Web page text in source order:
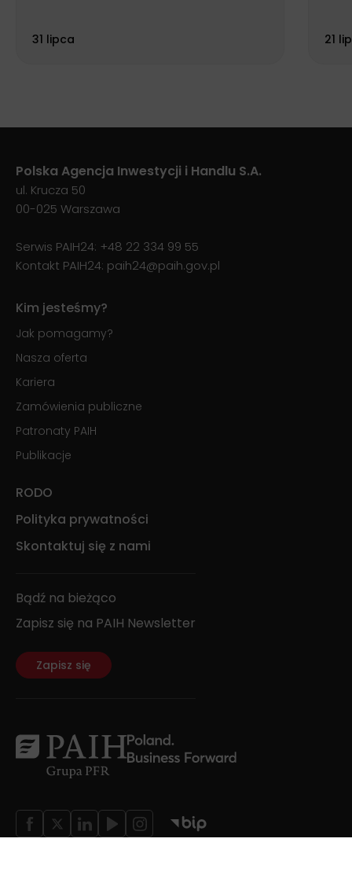
31 lipca 21
Polska Agencja Inwestycji i Handlu S.A.
ul. Krucza 50
00-025 Warszawa
Serwis PAIH24: +48 22 334 99 55
Kontakt PAIH24: paih24@paih.gov.pl
Kim jesteśmy?
Jak pomagamy?
Nasza oferta
Kariera
Zamówienia publiczne
Patronaty PAIH
Publikacje
RODO
Polityka prywatności
Skontaktuj się z nami
Bądź na bieżąco
Zapisz się na PAIH Newsletter
Zapisz się